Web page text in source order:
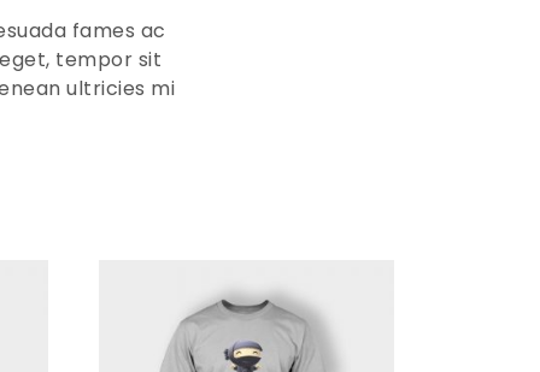
fames ac
tempor sit
ultricies mi